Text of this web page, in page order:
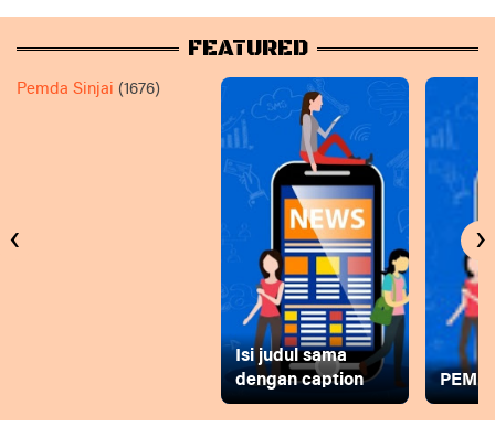
FEATURED
Pemda Sinjai (1676)
Isi judul sama
dengan caption
‹ ›